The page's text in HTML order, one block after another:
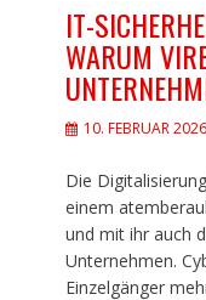
IT-
WARUM
10. FEBRUAR 2026
Die
einem
und mit ihr auch
Unternehmen.
Einzelgänger